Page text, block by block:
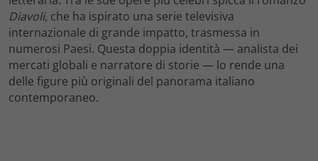
Diavoli, che ha ispirato una serie televisiva
internazionale di grande impatto, trasmessa in
numerosi Paesi. Questa doppia identità — analista dei
mercati globali e narratore di storie — lo rende una
delle figure più originali del panorama italiano
contemporaneo.